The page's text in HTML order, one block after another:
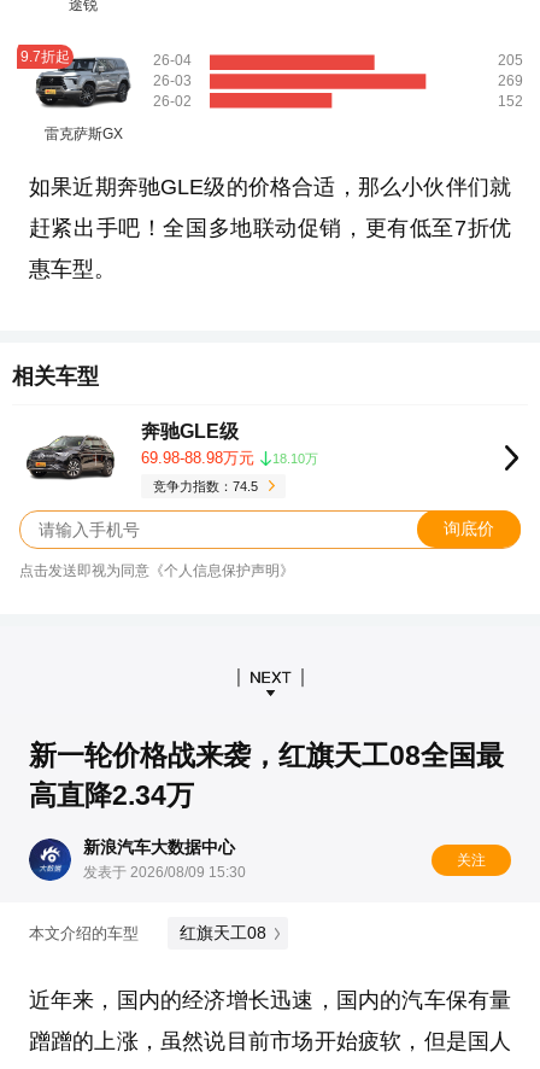
途锐
9.7折起
雷克萨斯GX
26-04
26-03
26-02
205
269
152
如果近期奔驰GLE级的价格合适，那么小伙伴们就
赶紧出手吧！全国多地联动促销，更有低至7折优
惠车型。
相关车型
奔驰GLE级
69.98-88.98万元
18.10万
竞争力指数：74.5
询底价
点击发送即视为同意《个人信息保护声明》
新一轮价格战来袭，红旗天工08全国最
高直降2.34万
新浪汽车大数据中心
发表于 2026/08/09 15:30
关注
本文介绍的车型 红旗天工08
近年来，国内的经济增长迅速，国内的汽车保有量
蹭蹭的上涨，虽然说目前市场开始疲软，但是国人